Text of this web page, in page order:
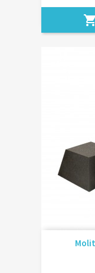
shopping_cart